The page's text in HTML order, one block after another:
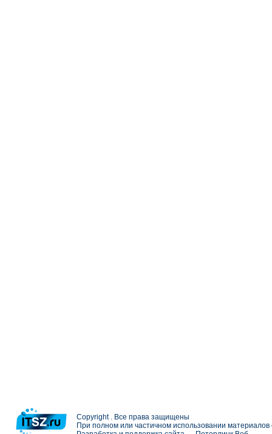
Copyright . Все права защищены
При полном или частичном использовании